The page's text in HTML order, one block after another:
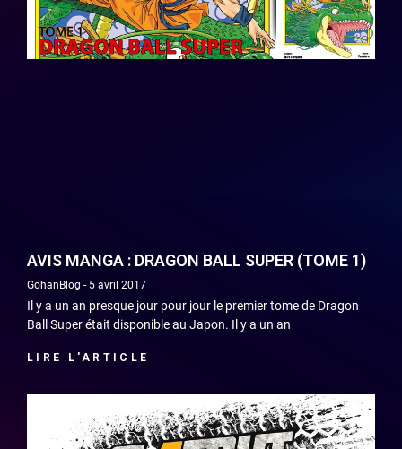
AVIS MANGA : DRAGON BALL SUPER (TOME 1)
GohanBlog 5 avril 2017
Il y a un an presque jour pour jour le premier tome de Dragon
Ball Super était disponible au Japon. Il y a un an
LIRE L'ARTICLE